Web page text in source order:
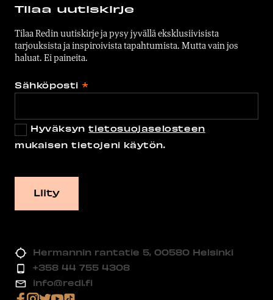
Tilaa uutiskirje
Tilaa Redin uutiskirje ja pysy jyvällä eksklusiivisista
tarjouksista ja inspiroivista tapahtumista. Mutta vain jos
haluat. Ei paineita.
Sähköposti *
Hyväksyntietosuojaselosteen
mukaisen tietojeni käytön.
Hermannin rantatie 5, 00580 Helsinki
+358 44 755 4308
info@redi.fi